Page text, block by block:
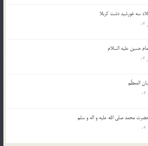
سه خورشید دشت کربلا
حسین علیه السلام
المعظّم
محمد صلی الله علیه و اله و سلم